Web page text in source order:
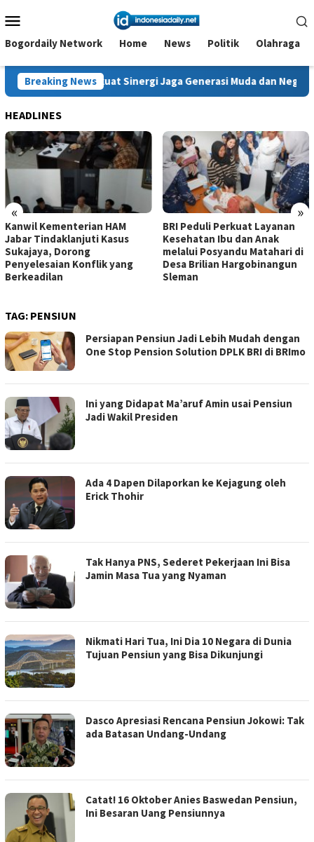
ke
kontenMobile
Bogordaily Network Home News Politik Olahraga
Breaking News
Sinergi Jaga Generasi Muda dan Negeri Kanwil
HEADLINES
« »
Kanwil Kementerian HAM
Jabar Tindaklanjuti Kasus
Sukajaya, Dorong
Penyelesaian Konflik yang
Berkeadilan
BRI Peduli Perkuat Layanan
Kesehatan Ibu dan Anak
melalui Posyandu Matahari di
Desa Brilian Hargobinangun
Sleman
TAG: PENSIUN
Persiapan Pensiun Jadi Lebih Mudah dengan
One Stop Pension Solution DPLK BRI di BRImo
Ini yang Didapat Ma’aruf Amin usai Pensiun
Jadi Wakil Presiden
Ada 4 Dapen Dilaporkan ke Kejagung oleh
Erick Thohir
Tak Hanya PNS, Sederet Pekerjaan Ini Bisa
Jamin Masa Tua yang Nyaman
Nikmati Hari Tua, Ini Dia 10 Negara di Dunia
Tujuan Pensiun yang Bisa Dikunjungi
Dasco Apresiasi Rencana Pensiun Jokowi: Tak
ada Batasan Undang-Undang
Catat! 16 Oktober Anies Baswedan Pensiun,
Ini Besaran Uang Pensiunnya